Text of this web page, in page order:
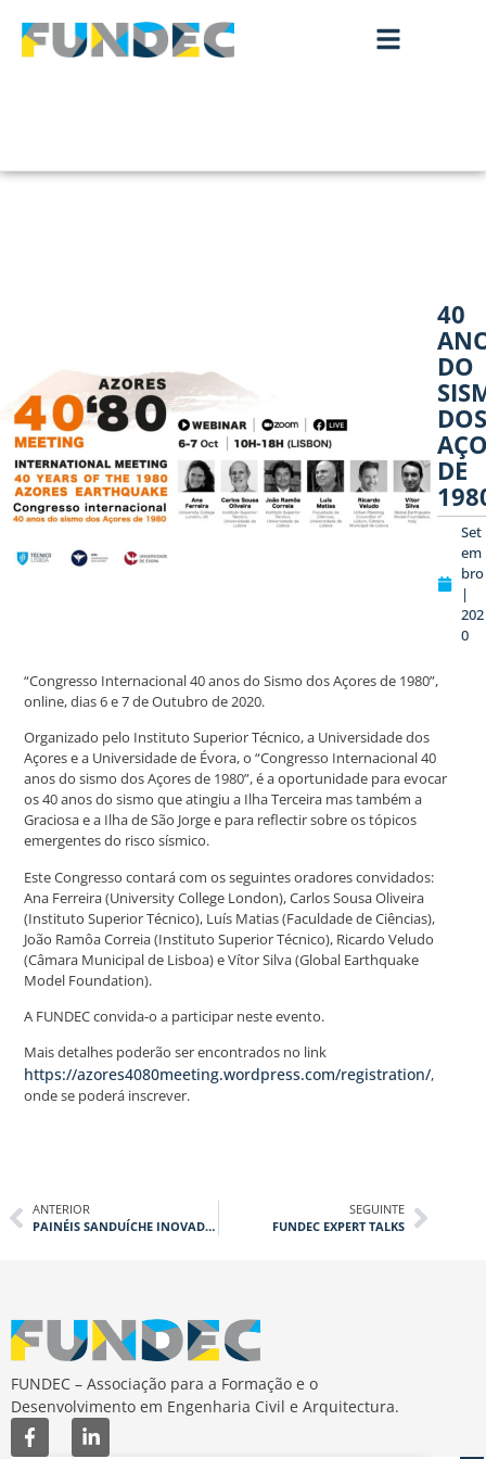
40
DO
DE
Set
em
bro
|
202
0
“Congresso Internacional 40 anos do Sismo dos Açores de 1980”,
online, dias 6 e 7 de Outubro de 2020.
Organizado pelo Instituto Superior Técnico, a Universidade dos
Açores e a Universidade de Évora, o “Congresso Internacional 40
anos do sismo dos Açores de 1980”, é a oportunidade para evocar
os 40 anos do sismo que atingiu a Ilha Terceira mas também a
Graciosa e a Ilha de São Jorge e para reflectir sobre os tópicos
emergentes do risco sísmico.
Este Congresso contará com os seguintes oradores convidados:
Ana Ferreira (University College London), Carlos Sousa Oliveira
(Instituto Superior Técnico), Luís Matias (Faculdade de Ciências),
João Ramôa Correia (Instituto Superior Técnico), Ricardo Veludo
(Câmara Municipal de Lisboa) e Vítor Silva (Global Earthquake
Model Foundation).
A FUNDEC convida-o a participar neste evento.
Mais detalhes poderão ser encontrados no link
https://azores4080meeting.wordpress.com/registration/,
onde se poderá inscrever.
ANTERIOR
PAINÉIS SANDUÍCHE INOVADORES EM POLÍMERO REFORÇADO COM FIBRAS (FRP)
SEGUINTE
FUNDEC EXPERT TALKS
FUNDEC – Associação para a Formação e o
Desenvolvimento em Engenharia Civil e Arquitectura.